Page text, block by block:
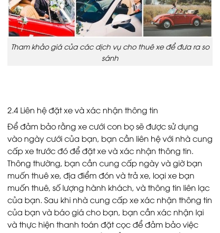
Tham khảo giá của các dịch vụ cho thuê xe để đưa ra so
sánh
2.4 Liên hệ đặt xe và xác nhận thông tin
Để đảm bảo rằng xe cưới con bọ sẽ được sử dụng
vào ngày cưới của bạn, bạn cần liên hệ với nhà cung
cấp xe trước đó để đặt xe và xác nhận thông tin.
Thông thường, bạn cần cung cấp ngày và giờ bạn
muốn thuê xe, địa điểm đón và trả xe, loại xe bạn
muốn thuê, số lượng hành khách, và thông tin liên lạc
của bạn. Sau khi nhà cung cấp xe xác nhận thông tin
của bạn và báo giá cho bạn, bạn cần xác nhận lại
và thực hiện thanh toán đặt cọc để đảm bảo việc